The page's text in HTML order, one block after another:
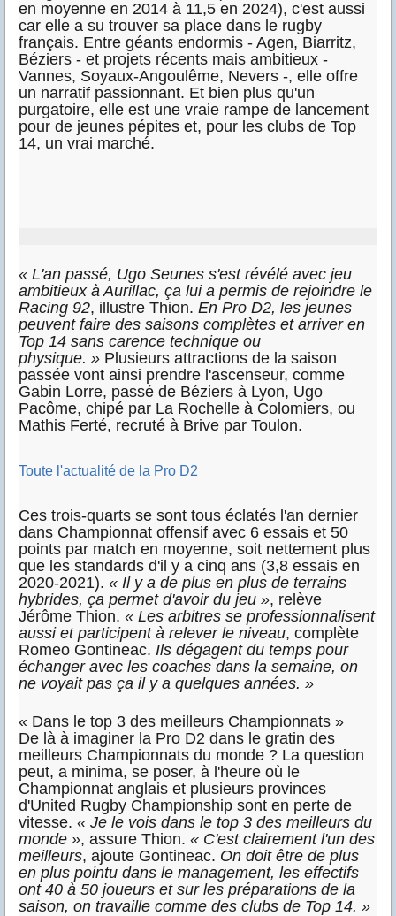
en moyenne en 2014 à 11,5 en 2024), c'est aussi
car elle a su trouver sa place dans le rugby
français. Entre géants endormis - Agen, Biarritz,
Béziers - et projets récents mais ambitieux -
Vannes, Soyaux-Angoulême, Nevers -, elle offre
un narratif passionnant. Et bien plus qu'un
purgatoire, elle est une vraie rampe de lancement
pour de jeunes pépites et, pour les clubs de Top
14, un vrai marché.
« L'an passé, Ugo Seunes s'est révélé avec jeu
ambitieux à Aurillac, ça lui a permis de rejoindre le
Racing 92, illustre Thion. En Pro D2, les jeunes
peuvent faire des saisons complètes et arriver en
Top 14 sans carence technique ou
physique. » Plusieurs attractions de la saison
passée vont ainsi prendre l'ascenseur, comme
Gabin Lorre, passé de Béziers à Lyon, Ugo
Pacôme, chipé par La Rochelle à Colomiers, ou
Mathis Ferté, recruté à Brive par Toulon.
Toute l'actualité de la Pro D2
Ces trois-quarts se sont tous éclatés l'an dernier
dans Championnat offensif avec 6 essais et 50
points par match en moyenne, soit nettement plus
que les standards d'il y a cinq ans (3,8 essais en
2020-2021). « Il y a de plus en plus de terrains
hybrides, ça permet d'avoir du jeu », relève
Jérôme Thion. « Les arbitres se professionnalisent
aussi et participent à releverle niveau, complète
Romeo Gontineac. Ils dégagent du temps pour
échanger avec les coaches dans la semaine, on
ne voyait pas ça il y a quelques années. »
« Dans le top 3 des meilleurs Championnats »
De là à imaginer la Pro D2 dans le gratin des
meilleurs Championnats du monde ? La question
peut, a minima, se poser, à l'heure où le
Championnat anglais et plusieurs provinces
d'United Rugby Championship sont en perte de
vitesse. « Je le vois dans le top 3 des meilleurs du
monde », assure Thion. « C'est clairement l'un des
meilleurs, ajoute Gontineac. On doit être de plus
en plus pointu dans le management, les effectifs
ont 40 à 50 joueurs et sur les préparations de la
saison, on travaille comme des clubs de Top 14. »